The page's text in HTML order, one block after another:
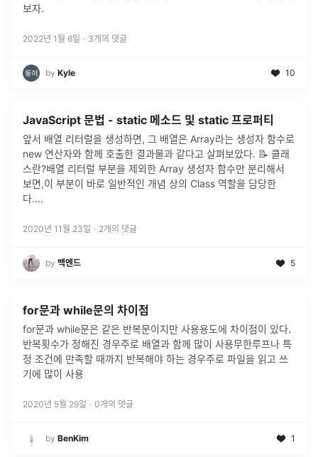
보자.
2022년 1월 6일 · 3개의 댓글
by Kyle 10
JavaScript 문법 - static 메소드 및 static 프로퍼티
앞서 배열 리터럴을 생성하면, 그 배열은 Array라는 생성자 함수로
new 연산자와 함께 호출한 결과물과 같다고 살펴보았다. 📝 클래
스란?배열 리터럴 부분을 제외한 Array 생성자 함수만 분리해서
보면,이 부분이 바로 일반적인 개념 상의 Class 역할을 담당한
다....
2020년 11월 23일 · 2개의 댓글
by 백엔드 5
for문과 while문의 차이점
for문과 while문은 같은 반복문이지만 사용용도에 차이점이 있다.
반복횟수가 정해진 경우주로 배열과 함께 많이 사용무한루프나 특
정 조건에 만족할 때까지 반복해야 하는 경우주로 파일을 읽고 쓰
기에 많이 사용
2020년 5월 29일 · 0개의 댓글
by BenKim 1